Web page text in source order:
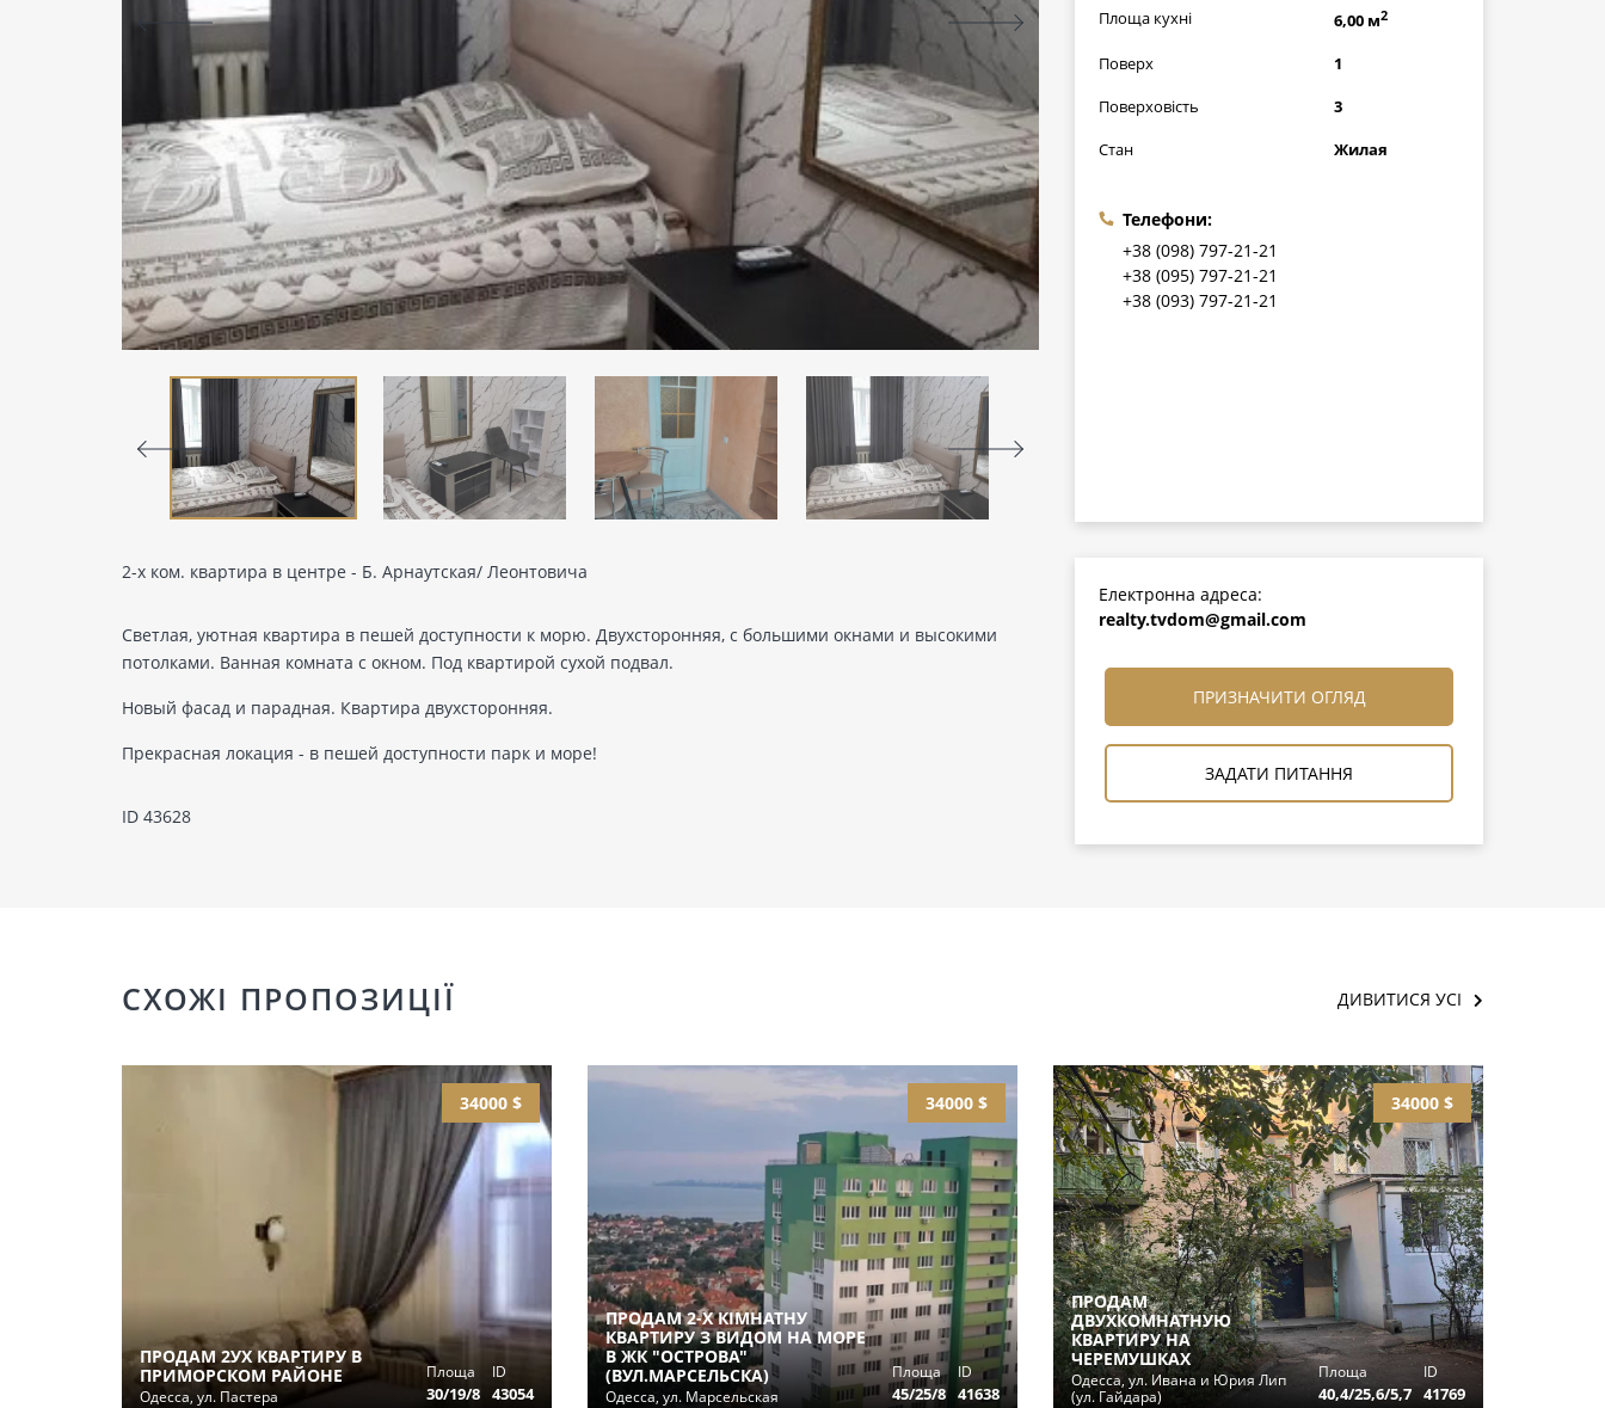
Площа кухні 6,00 м2
Поверх
1
Поверховість
3
Стан
Жилая
Телефони:
+38 (098) 797-21-21
+38 (095) 797-21-21
+38 (093) 797-21-21
2-х ком. квартира в центре - Б. Арнаутская/ Леонтовича
Светлая, уютная квартира в пешей доступности к морю. Двухсторонняя, с большими окнами и высокими
потолками. Ванная комната с окном. Под квартирой сухой подвал.
Новый фасад и парадная. Квартира двухсторонняя.
Прекрасная локация - в пешей доступности парк и море!
ID 43628
Електронна адреса:
realty.tvdom@gmail.com
ПРИЗНАЧИТИ ОГЛЯД
ЗАДАТИ ПИТАННЯ
СХОЖІ ПРОПОЗИЦІЇ ДИВИТИСЯ УСІ
34000 $
ПРОДАМ 2УХ КВАРТИРУ В
ПРИМОРСКОМ РАЙОНЕ
Одесса, ул. Пастера
Площа
30/19/8
ID
43054
34000 $
ПРОДАМ 2-Х КІМНАТНУ
КВАРТИРУ З ВИДОМ НА МОРЕ
В ЖК "ОСТРОВА"
(ВУЛ.МАРСЕЛЬСКА)
Одесса, ул. Марсельская
Площа
45/25/8
ID
41638
34000 $
ПРОДАМ
ДВУХКОМНАТНУЮ
КВАРТИРУ НА
ЧЕРЕМУШКАХ
Одесса, ул. Ивана и Юрия Лип
(ул. Гайдара)
Площа
40,4/25,6/5,7
ID
41769